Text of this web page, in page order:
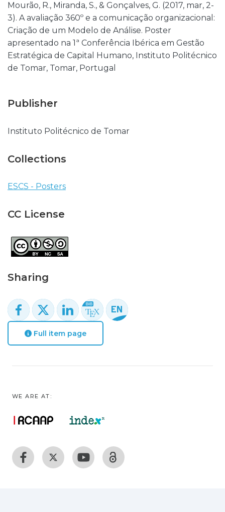
Mourão, R., Miranda, S., & Gonçalves, G. (2017, mar, 2-
3). A avaliação 360º e a comunicação organizacional:
Criação de um Modelo de Análise. Poster
apresentado na 1ª Conferência Ibérica em Gestão
Estratégica de Capital Humano, Instituto Politécnico
de Tomar, Tomar, Portugal
Publisher
Instituto Politécnico de Tomar
Collections
ESCS - Posters
CC License
Sharing
Full item page
WE ARE AT: